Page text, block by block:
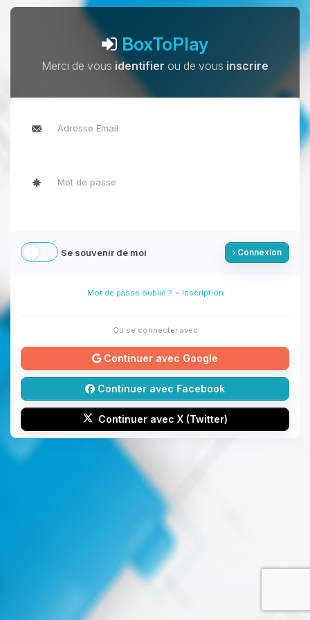
BoxToPlay
Merci de vous identifier ou de vous inscrire
Se souvenir de moi Connexion
Mot de passe oublié ? - Inscription
Ou se connecter avec
Continuer avec Google
Continuer avec Facebook
Continuer avec X (Twitter)